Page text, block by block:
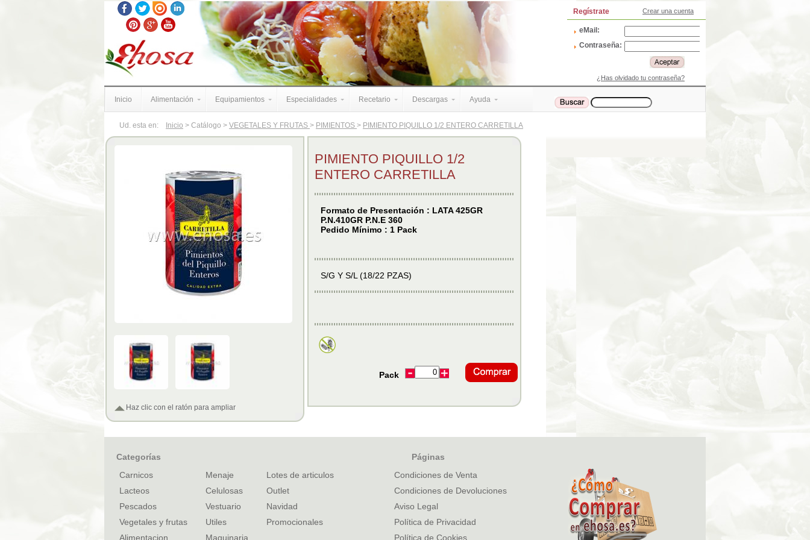
Regístrate Crear una cuenta
eMail:
Contraseña:
¿Has olvidado tu contraseña?
Inicio Alimentación Equipamientos Especialidades Recetario Descargas Ayuda
Ud. esta en: Inicio > Catálogo > VEGETALES Y FRUTAS > PIMIENTOS > PIMIENTO PIQUILLO 1/2 ENTERO CARRETILLA
Haz clic con el ratón para ampliar
PIMIENTO PIQUILLO 1/2
ENTERO CARRETILLA
Formato de Presentación : LATA 425GR
P.N.410GR P.N.E 360
Pedido Mínimo : 1 Pack
S/G Y S/L (18/22 PZAS)
Pack
Categorías
Páginas
Carnicos
Lacteos
Pescados
Vegetales y frutas
Alimentacion
Menaje
Celulosas
Vestuario
Utiles
Maquinaria
Lotes de articulos
Outlet
Navidad
Promocionales
Condiciones de Venta
Condiciones de Devoluciones
Aviso Legal
Política de Privacidad
Política de Cookies